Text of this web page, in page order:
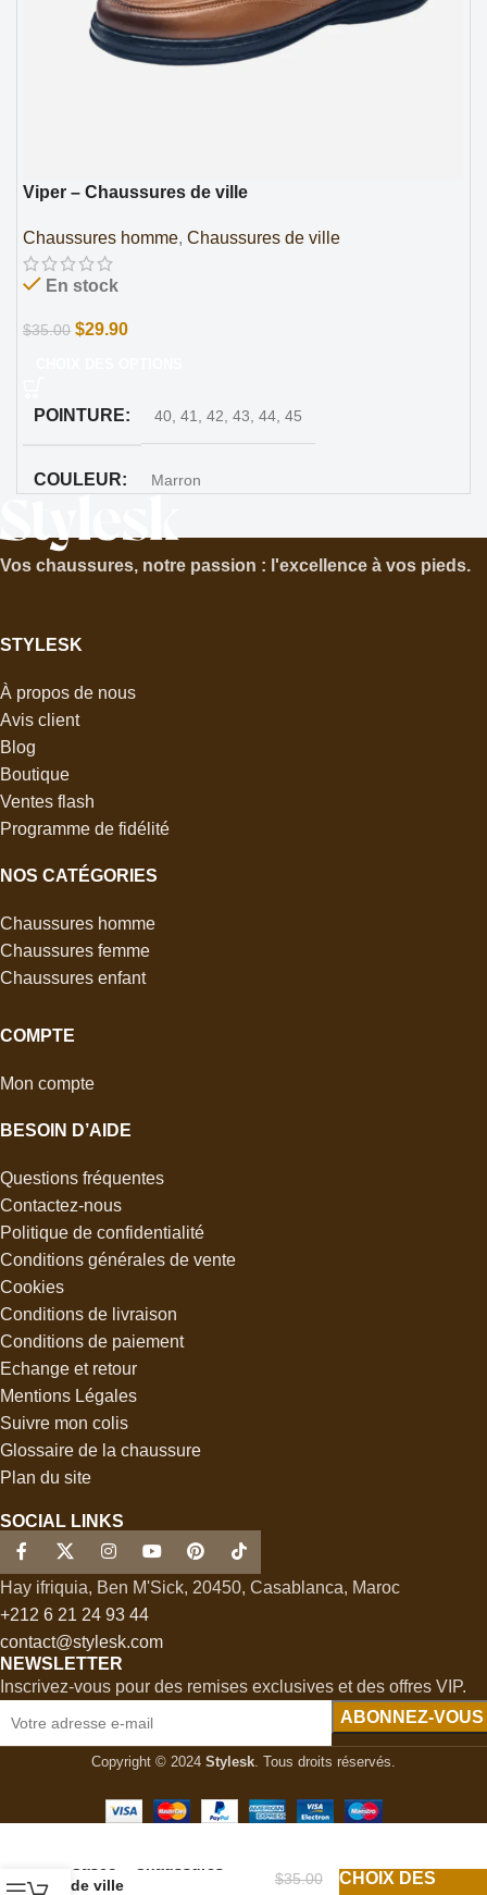
Viper – Chaussures de ville
Chaussures homme, Chaussures de ville
En stock
$35.00 $29.90
POINTURE 40 41 42 43 44 45
COULEUR Marron
MARQUE Stylesk
Vos chaussures, notre passion : l'excellence à vos pieds.
STYLESK
À propos de nous
Avis client
Blog
Boutique
Ventes flash
Programme de fidélité
NOS CATÉGORIES
Chaussures homme
Chaussures femme
Chaussures enfant
COMPTE
Mon compte
BESOIN D’AIDE
Questions fréquentes
Contactez-nous
Politique de confidentialité
Conditions générales de vente
Cookies
Conditions de livraison
Conditions de paiement
Echange et retour
Mentions Légales
Suivre mon colis
Glossaire de la chaussure
Plan du site
SOCIAL LINKS
Hay ifriquia, Ben M'Sick, 20450, Casablanca, Maroc
+212 6 21 24 93 44
contact@stylesk.com
NEWSLETTER
Inscrivez-vous pour des remises exclusives et des offres VIP.
Copyright © 2024 Stylesk . Tous droits réservés.
de ville
$35.00 CHOIX DES